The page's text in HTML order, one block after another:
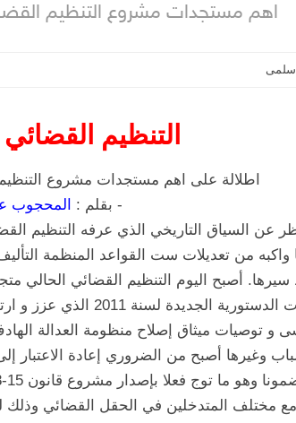
اهم مستجدات مشروع التنظيم القضائي
سلمى
التنظيم
اطلالة على اهم مستجدات مشروع التنظيم
- بقلم :
المحجوب
عن السياق التاريخي الذي عرفه التنظيم
وما واكبه من تعديلات ست القواعد المنظمة
أصبح اليوم التنظيم القضائي الحالي
للمقتضيات الدستورية
و توصيات ميثاق إصلاح منظومة العدالة
وغيرها أصبح من الضروري إعادة الاعتبار
مختلف المتدخلين في الحقل القضائي وذلك